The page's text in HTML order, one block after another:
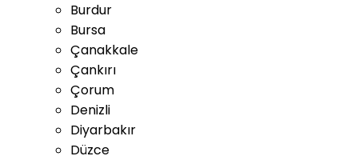
Burdur
Bursa
Çanakkale
Çankırı
Çorum
Denizli
Diyarbakır
Düzce